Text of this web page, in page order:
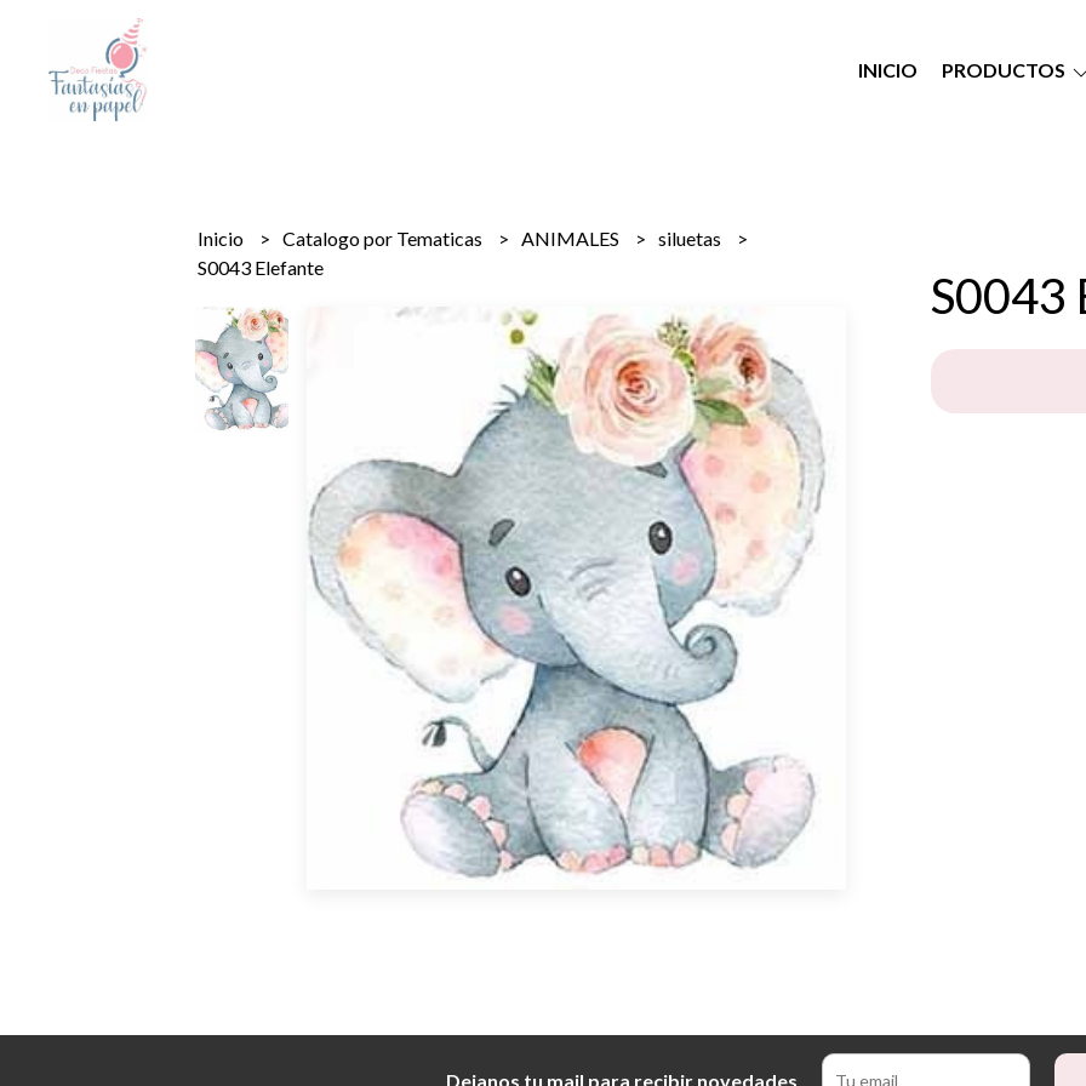
INICIO PRODUCTOS
Inicio Catalogo por Tematicas ANIMALES
siluetas
S0043 Elefante
S0043
Dejanos tu mail para recibir novedades